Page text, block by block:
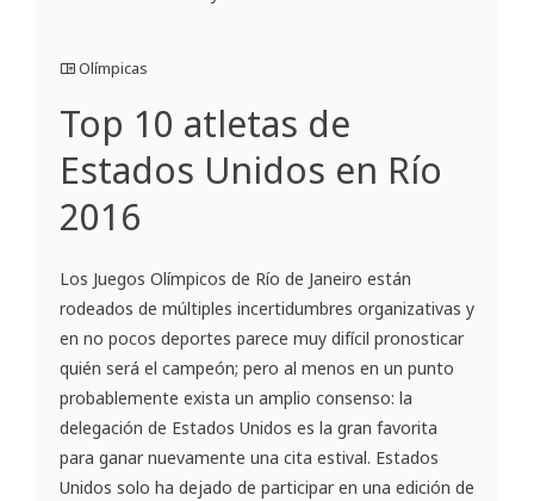
Olímpicas
Top 10 atletas de
Estados Unidos en Río
2016
Los Juegos Olímpicos de Río de Janeiro están
rodeados de múltiples incertidumbres organizativas y
en no pocos deportes parece muy difícil pronosticar
quién será el campeón; pero al menos en un punto
probablemente exista un amplio consenso: la
delegación de Estados Unidos es la gran favorita
para ganar nuevamente una cita estival. Estados
Unidos solo ha dejado de participar en una edición de